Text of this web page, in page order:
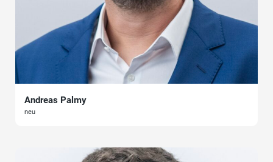
Andreas Palmy
neu